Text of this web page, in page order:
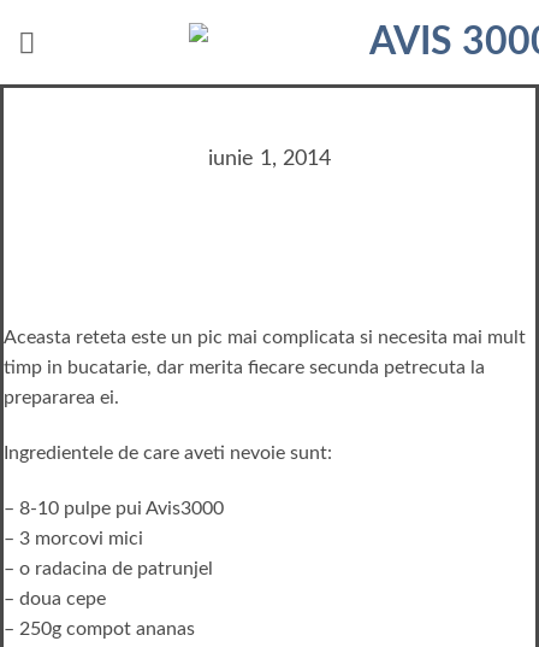
iunie 1, 2014
Aceasta reteta este un pic mai complicata si necesita mai mult
timp in bucatarie, dar merita fiecare secunda petrecuta la
prepararea ei.
Ingredientele de care aveti nevoie sunt:
– 8-10 pulpe pui Avis3000
– 3 morcovi mici
– o radacina de patrunjel
– doua cepe
– 250g compot ananas